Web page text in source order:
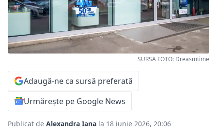
SURSA FOTO: Dreasmtime
Adaugă-ne ca sursă preferată
Urmărește pe Google News
Publicat de Alexandra Iana la 18 iunie 2026, 20:06